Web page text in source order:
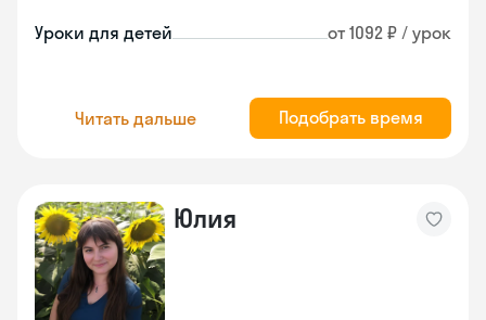
Уроки для детей от 1092 ₽ / урок
Читать дальше Подобрать время
Юлия